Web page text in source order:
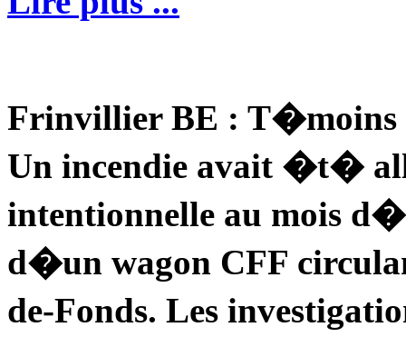
Frinvillier BE :
Un incendie avait �t�
intentionnelle au mois
d�un wagon CFF
de-Fonds. Les